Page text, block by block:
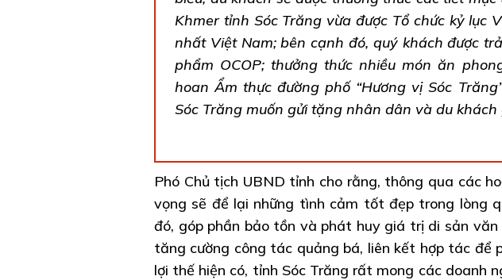
Khmer tỉnh Sóc Trăng vừa được Tổ chức kỷ lục
nhất Việt Nam; bên cạnh đó, quý khách được
phẩm OCOP; thưởng thức nhiều món ăn
hoan Ẩm thực đường phố “Hương vị Sóc
Sóc Trăng muốn gửi tặng nhân dân và du
Phó Chủ tịch UBND tỉnh cho rằng, thông qua các
vọng sẽ để lại những tình cảm tốt đẹp trong lòng
đó, góp phần bảo tồn và phát huy giá trị di sản
tăng cường công tác quảng bá, liên kết hợp tác để
lợi thế hiện có, tỉnh Sóc Trăng rất mong các doanh